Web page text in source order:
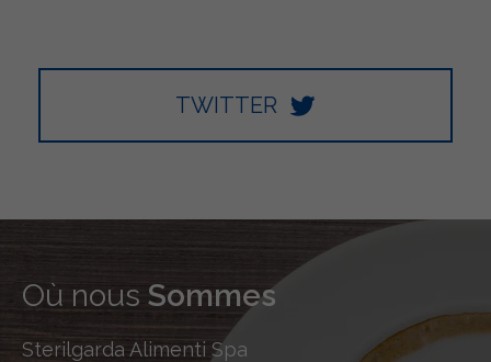
TWITTER
Où nous Sommes
Sterilgarda Alimenti Spa